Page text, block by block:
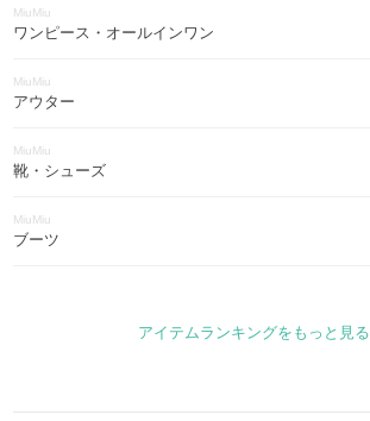
MiuMiu
ワンピース・オールインワン
MiuMiu
アウター
MiuMiu
靴・シューズ
MiuMiu
ブーツ
アイテムランキングをもっと見る